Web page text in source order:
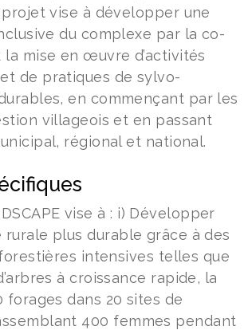
vise à développer une
du complexe par la co-
mise en œuvre d’activités
de pratiques de sylvo-
en commençant par les
villageois et en passant
régional et national.
vise à : i) Développer
rurale plus durable grâce à des
intensives telles que
à croissance rapide, la
forages dans 20 sites de
400 femmes pendant